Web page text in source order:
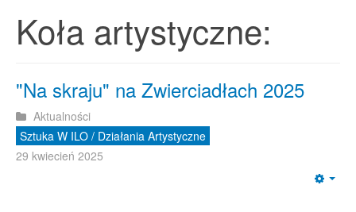
Koła artystyczne:
"Na skraju" na Zwierciadłach 2025
Aktualności
Sztuka W ILO / Działania Artystyczne
29 kwiecień 2025